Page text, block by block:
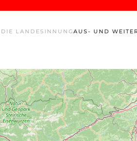
DIE LANDESINNUNGAUS- UND